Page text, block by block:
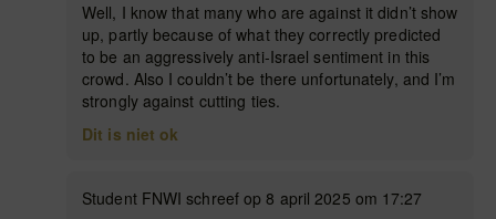
Well, I know that many who are against it didn’t show
up, partly because of what they correctly predicted
to be an aggressively anti-Israel sentiment in this
crowd. Also I couldn’t be there unfortunately, and I’m
strongly against cutting ties.
Dit is niet ok
Student FNWI schreef op 8 april 2025 om 17:27